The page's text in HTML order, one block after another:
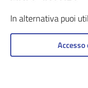
In alternativa puoi